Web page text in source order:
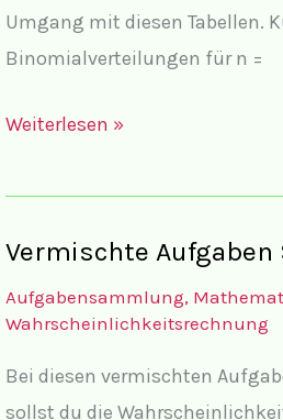
Umgang mit diesen Tabellen.
Binomialverteilungen für n =
Kumulierte
für
Weiterlesen »
Vermischte
Aufgabensammlung,
Wahrscheinlichkeitsrechnung
Bei diesen vermischten
sollst du die